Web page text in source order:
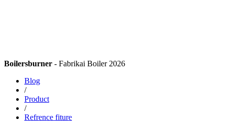
Boilersburner - Fabrikai Boiler 2026
Blog
/
Product
/
Refrence fiture